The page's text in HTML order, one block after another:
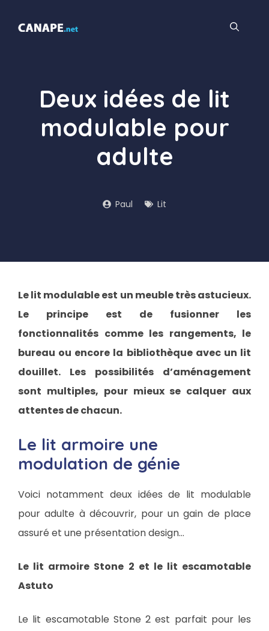
contenu
Deux idées de lit
modulable pour
adulte
Paul Lit
Le lit modulable est un meuble très astucieux.
Le principe est de fusionner les
fonctionnalités comme les rangements, le
bureau ou encore la bibliothèque avec un lit
douillet. Les possibilités d’aménagement
sont multiples, pour mieux se calquer aux
attentes de chacun.
Le lit armoire une
modulation de génie
Voici notamment deux idées de lit modulable
pour adulte à découvrir, pour un gain de place
assuré et une présentation design…
Le lit armoire Stone 2 et le lit escamotable
Astuto
Le lit escamotable Stone 2 est parfait pour les